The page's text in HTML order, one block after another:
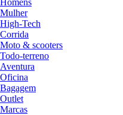
Mulher
High-Tech
Corrida
Moto & scooters
Todo-terreno
Aventura
Oficina
Bagagem
Outlet
Marcas